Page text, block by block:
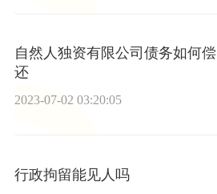
自然人独资有限公司债务如何偿
还
2023-07-02 03:20:05
行政拘留能见人吗